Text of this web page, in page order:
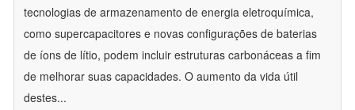
tecnologias de armazenamento de energia eletroquímica,
como supercapacitores e novas configurações de baterias
de íons de lítio, podem incluir estruturas carbonáceas a fim
de melhorar suas capacidades. O aumento da vida útil
destes...